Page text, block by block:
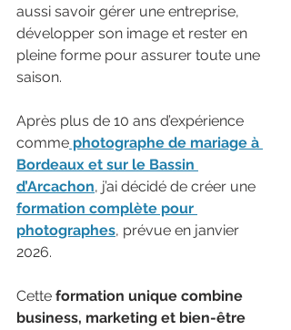
aussi savoir gérer une entreprise,
développer son image et rester en
pleine forme pour assurer toute une
saison.
Après plus de 10 ans d’expérience
comme photographe de mariage à
Bordeaux et sur le Bassin
d’Arcachon, j’ai décidé de créer une
formation complète pour
photographes, prévue en janvier
2026.
Cette formation unique combine
business, marketing et bien-être